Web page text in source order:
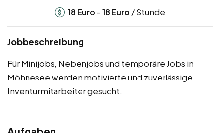
18 Euro -18 Euro / Stunde
Jobbeschreibung
Für Minijobs, Nebenjobs und temporäre Jobs in
Möhnesee werden motivierte und zuverlässige
Inventurmitarbeiter gesucht.